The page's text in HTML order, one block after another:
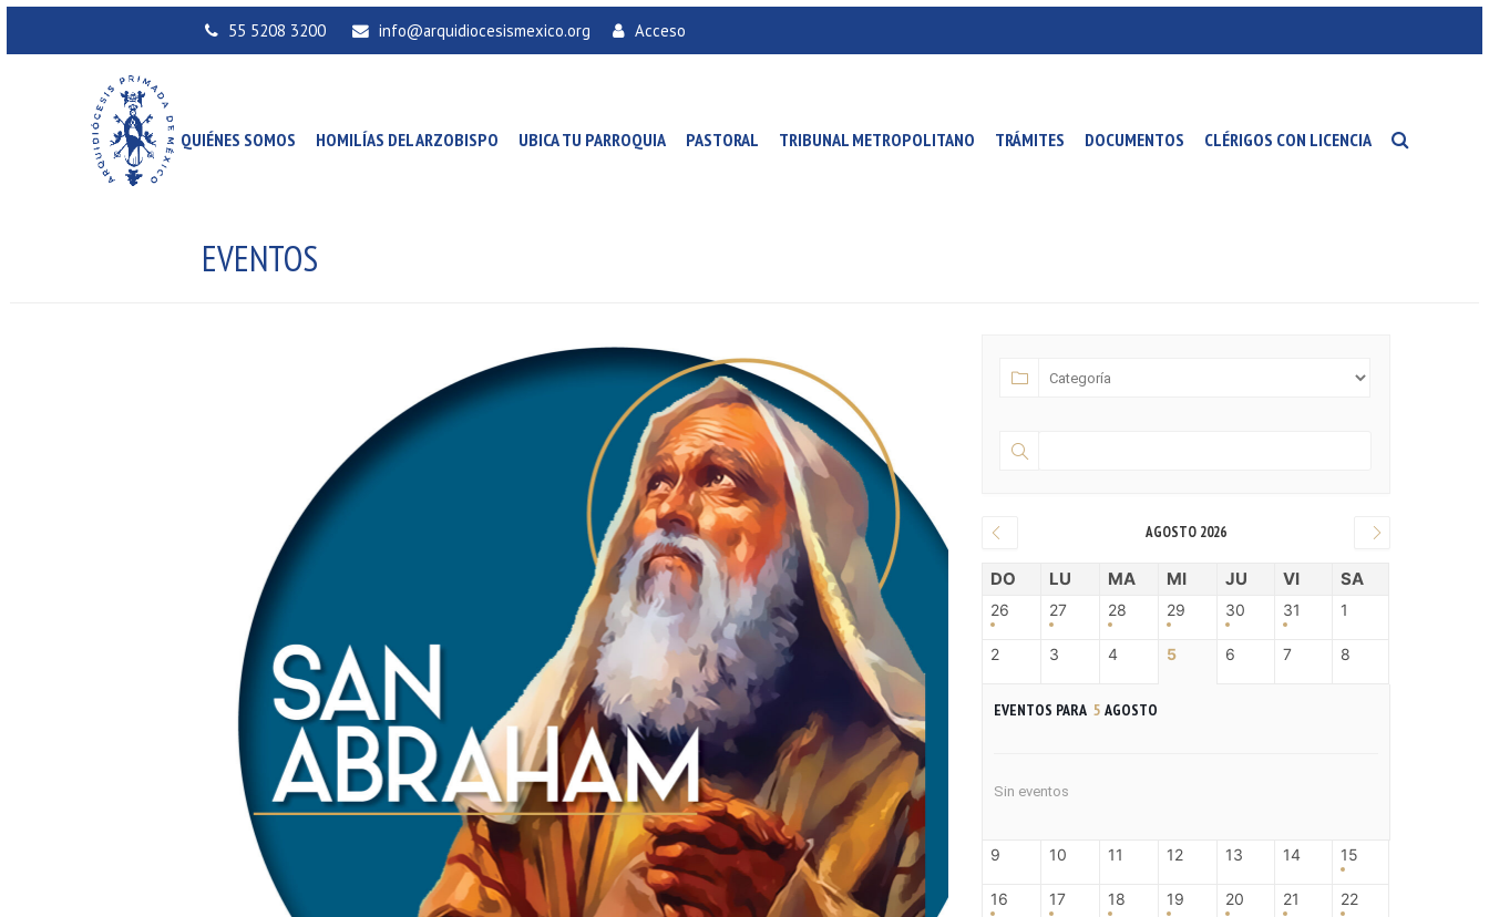
55 5208 3200 info@arquidiocesismexico.org Acceso
QUIÉNES SOMOS HOMILÍAS DEL ARZOBISPO UBICA TU PARROQUIA PASTORAL TRIBUNAL METROPOLITANO TRÁMITES DOCUMENTOS CLÉRIGOS CON LICENCIA
EVENTOS
AGOSTO 2026
DO LU MA MI JU VI SA
26 27 28 29 30 31 1
2 3 4 5 6 7 8
EVENTOS PARA 5 AGOSTO
Sin eventos
9 10 11 12 13 14 15
16 17 18 19 20 21 22